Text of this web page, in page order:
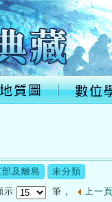
部及離島 未分類
示 筆， 上一頁